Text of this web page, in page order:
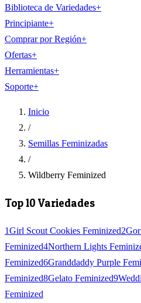
Biblioteca de Variedades+
Principiante+
Comprar por Región+
Ofertas+
Herramientas+
Soporte+
Inicio
/
Semillas Feminizadas
/
Wildberry Feminized
Top 10 Variedades
1Girl Scout Cookies Feminized2
Feminized4Northern Lights
Feminized6Granddaddy Purple
Feminized8Gelato Feminized9
Feminized